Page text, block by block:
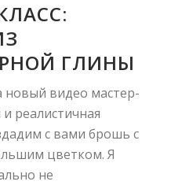
ГЛИНЫ
новый видео мастер-
и реалистичная
с вами брошь с
цветком. Я
не